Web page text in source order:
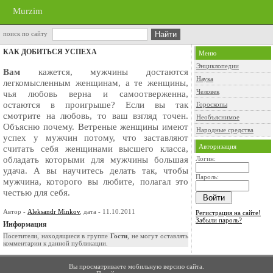
Murzim
поиск по сайту
КАК ДОБИТЬСЯ УСПЕХА
Вам кажется, мужчины достаются
легкомыслен­ным женщинам, а те женщины,
чья любовь верна и самоотверженна,
остаются в проигрыше? Если вы так
смотрите на любовь, то ваш взгляд точен.
Объясню почему. Ветреные женщины имеют
ус­пех у мужчин потому, что заставляют
считать себя женщинами высшего класса,
обладать которыми для мужчины большая
удача. А вы научитесь де­лать так, чтобы
мужчина, которого вы любите, полагал это
честью для себя.
Автор - Aleksandr Minkov, дата - 11.10.2011
Информация
Посетители, находящиеся в группе Гости, не могут оставлять
комментарии к данной публикации.
Меню
Энциклопедии
Наука
Человек
Гороскопы
Необъяснимое
Народные средства
Авторизация
Логин:
Пароль:
Регистрация на сайте!
Забыли пароль?
Вы просматриваете мобильную версию сайта.